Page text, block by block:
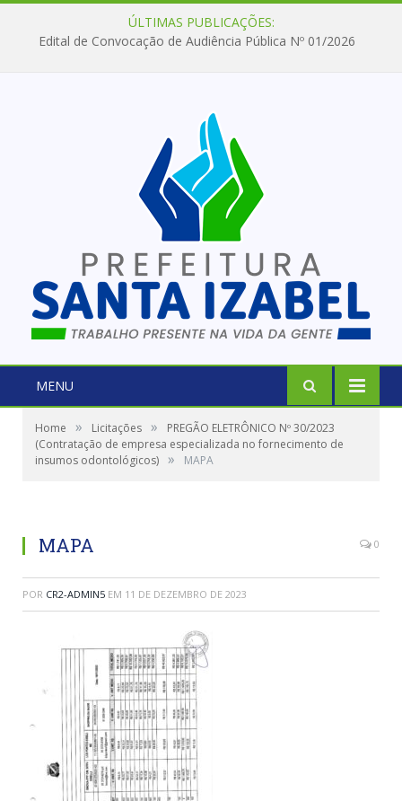
ÚLTIMAS PUBLICAÇÕES:
Edital de Convocação de Audiência Pública Nº 01/2026
MENU
Home » Licitações »
PREGÃO ELETRÔNICO Nº 30/2023
(Contratação de empresa especializada no fornecimento de
insumos odontológicos) » MAPA
MAPA 0
POR CR2-ADMIN5 EM 11 DE DEZEMBRO DE 2023